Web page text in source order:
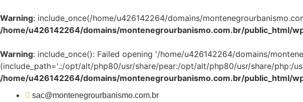
Warning: include_once(/home/u426142264/domains/
/home/u426142264/domains/montenegrourbanismo.com.br/public_html/
Warning: include_once(): Failed opening '/home/u426142264/domains/
(include_path='.:/opt/alt/php80/usr/share/pear:/opt/alt/php80/usr/share/php:/
/home/u426142264/domains/montenegrourbanismo.com.br/public_html/
sac@montenegrourbanismo.com.br